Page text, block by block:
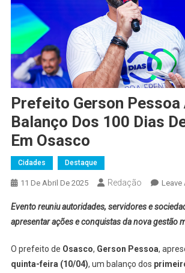
Prefeito Gerson Pessoa
Balanço Dos 100 Dias
Em Osasco
Cidades Destaque
11 De Abril De 2025 Redação Leave
Evento reuniu autoridades, servidores e
apresentar ações e conquistas da nova gestão
O prefeito de Osasco, Gerson Pessoa,
quinta-feira (10/04), um balanço dos